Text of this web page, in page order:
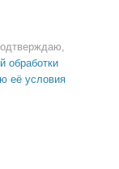
обработки
её условия